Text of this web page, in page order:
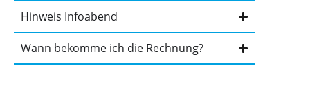
Hinweis Infoabend
Wann bekomme ich die Rechnung?